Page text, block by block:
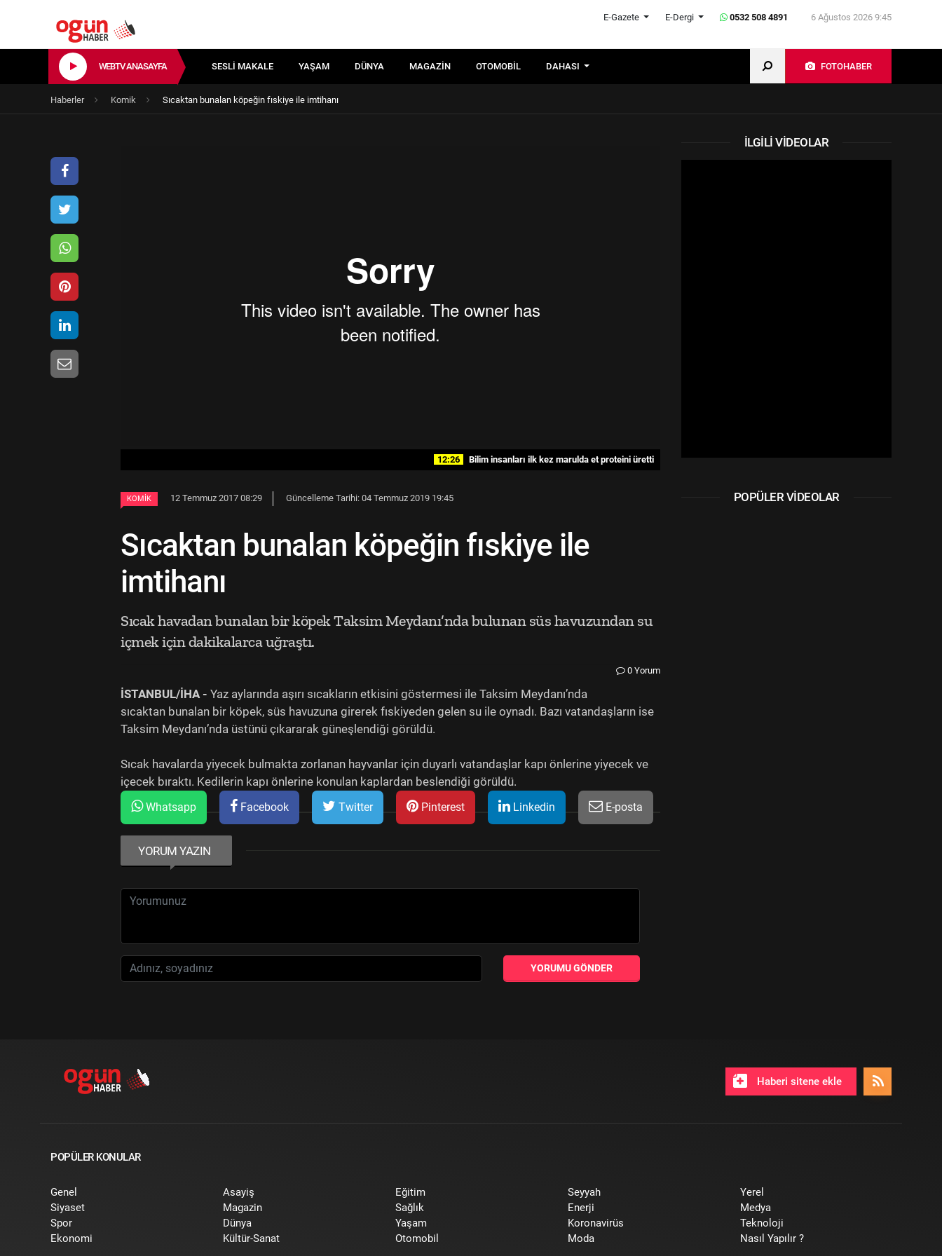
E-Gazete E-Dergi 0532 508 4891 6 Ağustos 2026 9:45
WEBTV ANASAYFA SESLI MAKALE YAŞAM DÜNYA MAGAZIN OTOMOBIL DAHASI FOTOHABER
Haberler Komik Sıcaktan bunalan köpeğin fıskiye ile imtihanı
12:26 Bilim insanları ilk kez marulda et proteini üretti
KOMIK 12 Temmuz 2017 08:29 Güncelleme Tarihi: 04 Temmuz 2019 19:45
Sıcaktan bunalan köpeğin fıskiye ile
imtihanı
Sıcak havadan bunalan bir köpek Taksim Meydanı’nda bulunan süs havuzundan su
içmek için dakikalarca uğraştı.
0 Yorum
İSTANBUL/İHA - Yaz aylarında aşırı sıcakların etkisini göstermesi ile Taksim Meydanı’nda
sıcaktan bunalan bir köpek, süs havuzuna girerek fıskiyeden gelen su ile oynadı. Bazı vatandaşların ise
Taksim Meydanı’nda üstünü çıkararak güneşlendiği görüldü.
Sıcak havalarda yiyecek bulmakta zorlanan hayvanlar için duyarlı vatandaşlar kapı önlerine yiyecek ve
içecek bıraktı. Kedilerin kapı önlerine konulan kaplardan beslendiği görüldü.
Whatsapp Facebook Twitter Pinterest Linkedin E-posta
YORUM YAZIN
YORUMU GÖNDER
İLGILI VIDEOLAR
POPÜLER VIDEOLAR
Haberi sitene ekle
POPÜLER KONULAR
Genel
Siyaset
Spor
Ekonomi
Asayiş
Magazin
Dünya
Kültür-Sanat
Eğitim
Sağlık
Yaşam
Otomobil
Seyyah
Enerji
Koronavirüs
Moda
Yerel
Medya
Teknoloji
Nasıl Yapılır ?